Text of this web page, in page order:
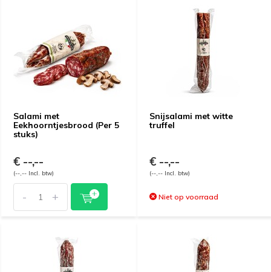
Salami met
Eekhoorntjesbrood (Per 5
stuks)
€ --,--
(--,-- Incl. btw)
- +
Snijsalami met witte
truffel
€ --,--
(--,-- Incl. btw)
Niet op voorraad